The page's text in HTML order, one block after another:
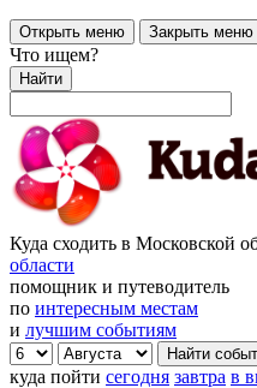
Открыть меню Закрыть меню
Что ищем?
Найти
Куда сходить в Московской
области
помощник и путеводитель
по интересным местам
и лучшим событиям
куда пойти сегодня завтра в